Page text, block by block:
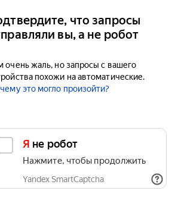
что запросы
вы, а не робот
очень жаль, но запросы с вашего
похожи на автоматические.
это могло произойти?
Я не робот
Нажмите, чтобы продолжить
Yandex SmartCaptcha